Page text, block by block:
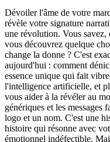
Dévoiler l'âme de votre
révèle votre signature
une révolution. Vous
vous découvrez quelque
change la donne ? C'est
aujourd'hui : comment
essence unique qui fait
l'intelligence artificielle, et
vous aider à la révéler au
génériques et les messages
logo et un nom. C'est une
histoire qui résonne avec
émotionnel indéfectible.